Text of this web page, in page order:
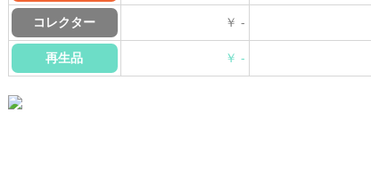
コレクター ￥ -
再生品 ￥ -